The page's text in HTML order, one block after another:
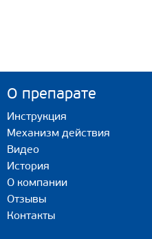
О препарате
Инструкция
Механизм действия
Видео
История
О компании
Отзывы
Контакты